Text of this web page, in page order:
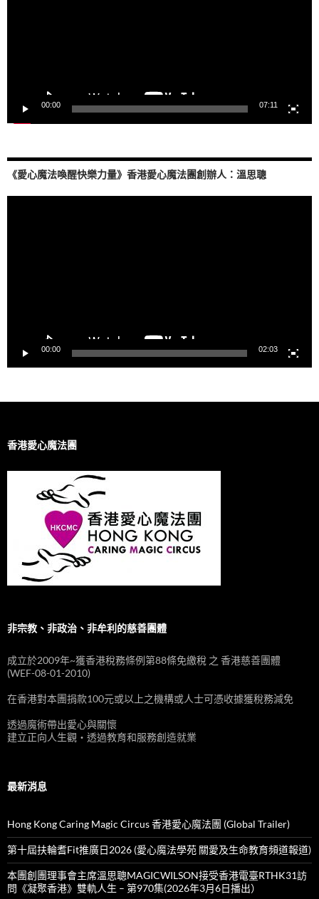
00:00 07:11
《愛心魔法喚醒快樂力量》香港愛心魔法團創辦人：溫思聰
00:00 02:03
香港愛心魔法團
非宗教、非政治、非牟利的慈善團體
成立於2009年~獲香港稅務條例第88條免繳稅 之 香港慈善團體
(WEF-08-01-2010)
在香港對本團捐款100元或以上之機構或人士可憑收據獲稅務減免
透過魔術帶出愛心與關懷
建立正向人生觀‧透過教育和服務創造就業
最新消息
Hong Kong Caring Magic Circus 香港愛心魔法團 (Global Trailer)
第十屆扶輪耆Fit推廣日2026 (愛心魔法學苑 關愛及生命教育頻道報道)
本團創團理事會主席溫思聰MAGICWILSON接受香港電臺RTHK31訪
問《凝聚香港》雙軌人生 – 第970集(2026年3月6日播出）